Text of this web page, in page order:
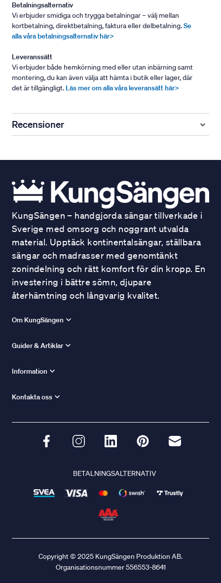
Betalningsalternativ
Vi erbjuder smidiga och trygga betalningar – välj mellan
kortbetalning, direktbetalning, faktura eller delbetalning.Se
alla våra betalningsalternativ här>
Leveranssätt
Vi erbjuder både hemkörning med eller utan inbärning samt
montering, du kan även välja att hämta i butik eller lager, där
det är tillgängligt. Läs mer om alla våra leveransätt här>
Recensioner
KungSängen – handgjorda sängar tillverkade i
Sverige med omsorg och noggrant utvalda
material. Upptäck kontinentalsängar, ställbara
sängar och madrasser med genomtänkt
zonindelning och rätt komfort för din kropp. En
investering i bättre sömn, djupare
återhämtning och långvarig kvalitet.
Om KungSängen
Guider & Artiklar
Information
Kontakta oss
BETALNINGSALTERNATIV
Copyright © 2025 KungSängen Produktion AB.
Organisationsnummer 556553-8641